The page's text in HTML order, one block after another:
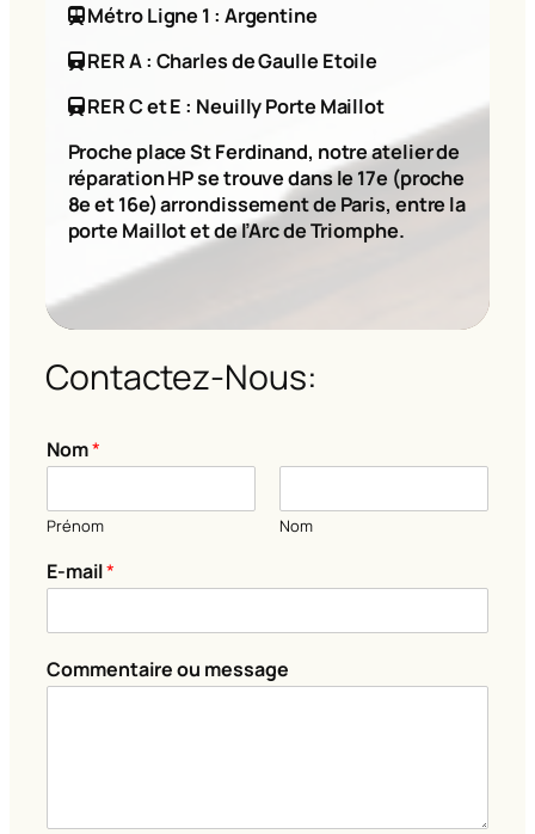
Métro Ligne 1 : Argentine
RER A : Charles de Gaulle Etoile
RER C et E : Neuilly Porte Maillot
Proche place St Ferdinand, notre atelier de
réparation HP se trouve dans le 17e (proche
8e et 16e) arrondissement de Paris, entre la
porte Maillot et de l’Arc de Triomphe.
Contactez-Nous:
Nom*
Prénom Nom
E
-
a
l
l
E-mail*
Commentaire ou message